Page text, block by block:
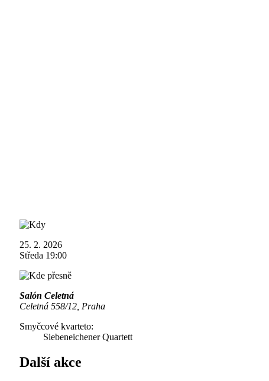
25. 2. 2026
Středa 19:00
Salón Celetná
Celetná 558/12, Praha
Smyčcové kvarteto:
Siebeneichener Quartett
Další akce